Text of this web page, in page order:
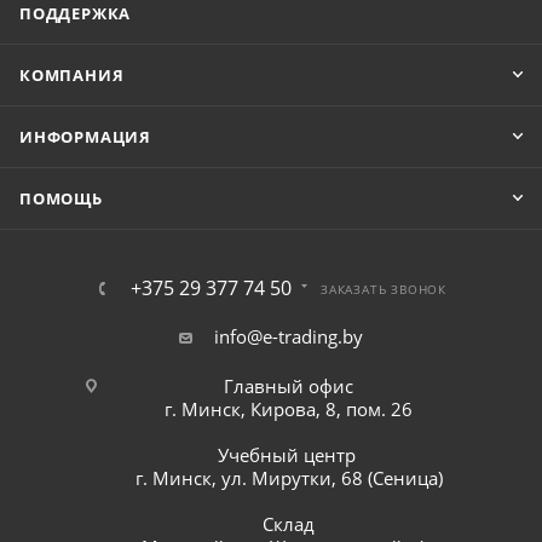
ПОДДЕРЖКА
КОМПАНИЯ
ИНФОРМАЦИЯ
ПОМОЩЬ
+375 29 377 74 50 ЗАКАЗАТЬ ЗВОНОК
info@e-trading.by
Главный офис
г. Минск, Кирова, 8, пом. 26
Учебный центр
г. Минск, ул. Мирутки, 68 (Сеница)
Склад